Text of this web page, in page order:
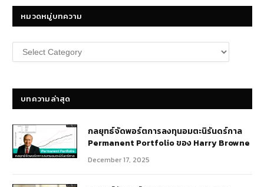
หมวดหมู่บทความ
หมวด
หมู่
บทความล่าสุด
กลยุทธ์​จัดพอร์ตการลงทุนอมตะนิรันดร์กาล
Permanent Portfolio ของ Harry Browne
December 17, 2025